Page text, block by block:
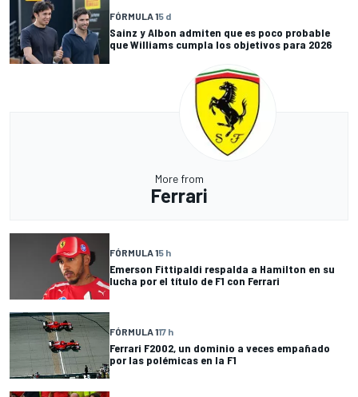
FÓRMULA 15 d
Sainz y Albon admiten que es poco probable
que Williams cumpla los objetivos para 2026
More from
Ferrari
FÓRMULA 15 h
Emerson Fittipaldi respalda a Hamilton en su
lucha por el título de F1 con Ferrari
FÓRMULA 117 h
Ferrari F2002, un dominio a veces empañado
por las polémicas en la F1